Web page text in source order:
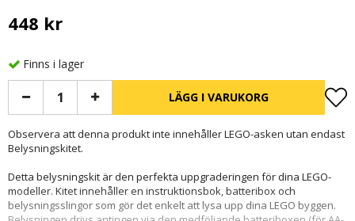
448 kr
Finns i lager
LÄGG I VARUKORG
Observera att denna produkt inte innehåller LEGO-asken utan endast
Belysningskitet.
Detta belysningskit är den perfekta uppgraderingen för dina LEGO-
modeller. Kitet innehåller en instruktionsbok, batteribox och
belysningsslingor som gör det enkelt att lysa upp dina LEGO byggen.